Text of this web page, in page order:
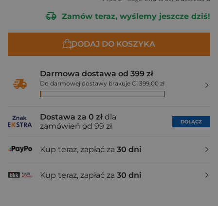
Zamów teraz, wyślemy jeszcze dziś!
DODAJ DO KOSZYKA
Darmowa dostawa od 399 zł
Do darmowej dostawy brakuje Ci 399,00 zł
Dostawa za 0 zł dla
zamówień od 99 zł
DOŁĄCZ
Kup teraz, zapłać za 30 dni
Kup teraz, zapłać za 30 dni